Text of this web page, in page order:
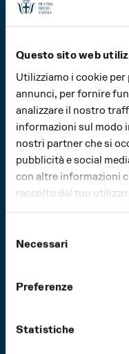
Questo sito web
Utilizziamo i cookie
annunci, per fornire
analizzare il nostro
informazioni sul modo
nostri partner che si
pubblicità e social
con altre informazioni
raccolto dal tuo
delNecessari
Preferenze
Statistiche
Spettacoli |Festival Verdi